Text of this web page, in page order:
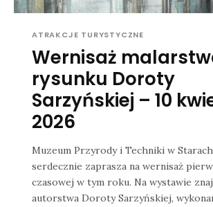
ATRAKCJE TURYSTYCZNE
Wernisaż
rysunku Doroty
Sarzyńskiej – 10
2026
Muzeum Przyrody i Techniki w
serdecznie zaprasza na wernisaż
czasowej w tym roku. Na wystawie
autorstwa Doroty Sarzyńskiej,